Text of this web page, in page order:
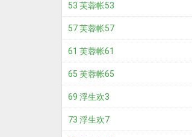
53 芙蓉帐53
57 芙蓉帐57
61 芙蓉帐61
65 芙蓉帐65
69 浮生欢3
73 浮生欢7